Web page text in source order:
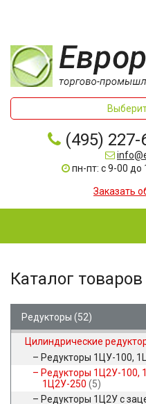
(495) 227-
пн-пт: с 9-00 до
Заказать
Каталог товаров
Редукторы (52)
Цилиндрические
Редукторы 1ЦУ-100,
Редукторы 1Ц2У-100,
1Ц2У-250 (5)
Редукторы 1Ц2У с